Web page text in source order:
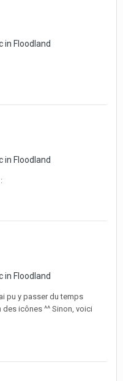
in Floodland
in Floodland
in Floodland
pu y passer du temps
icônes ^^ Sinon, voici